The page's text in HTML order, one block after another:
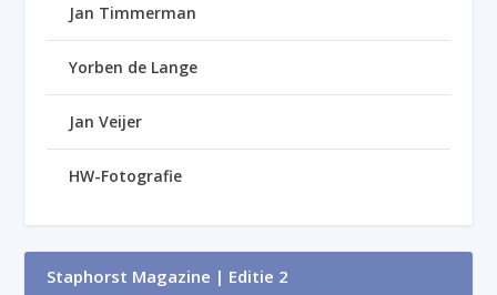
Jan Timmerman
Yorben de Lange
Jan Veijer
HW-Fotografie
Staphorst Magazine | Editie 2